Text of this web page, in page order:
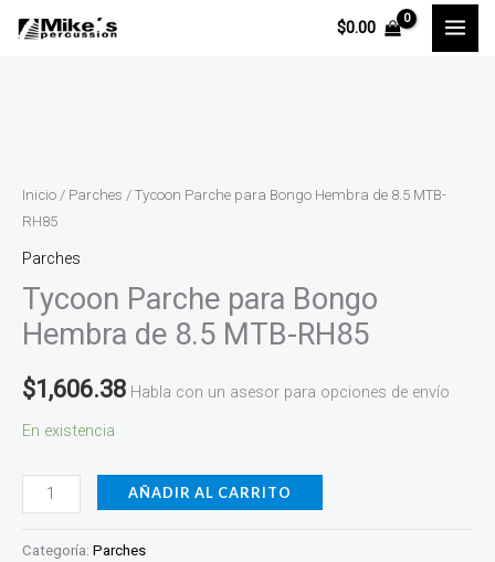
$0.00
Inicio / Parches / Tycoon Parche para Bongo Hembra de 8.5 MTB-
RH85
Parches
Tycoon Parche para Bongo
Hembra de 8.5 MTB-RH85
$1,606.38 Habla con un asesor para opciones de envío
En existencia
para
Bongo
Hembra
de
8.5
MTB-
RH85
cantidad
AÑADIR AL CARRITO
Categoría: Parches